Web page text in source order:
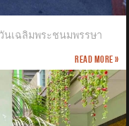
นเฉลิมพระชนมพรรษา
Read more »